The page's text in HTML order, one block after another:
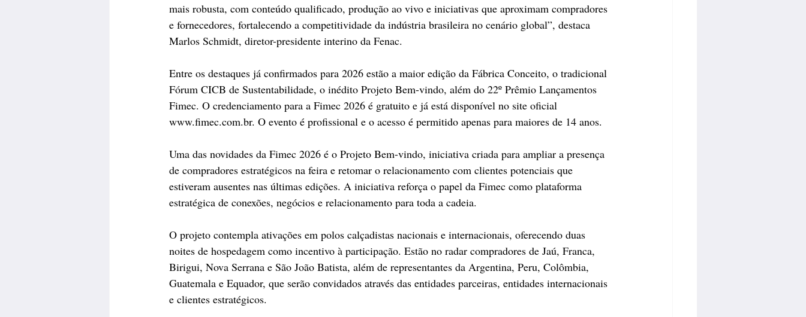
mais robusta, com conteúdo qualificado, produção ao vivo e iniciativas que aproximam compradores
e fornecedores, fortalecendo a competitividade da indústria brasileira no cenário global”, destaca
Marlos Schmidt, diretor-presidente interino da Fenac.
Entre os destaques já confirmados para 2026 estão a maior edição da Fábrica Conceito, o tradicional
Fórum CICB de Sustentabilidade, o inédito Projeto Bem-vindo, além do 22º Prêmio Lançamentos
Fimec. O credenciamento para a Fimec 2026 é gratuito e já está disponível no site oficial
www.fimec.com.br. O evento é profissional e o acesso é permitido apenas para maiores de 14 anos.
Uma das novidades da Fimec 2026 é o Projeto Bem-vindo, iniciativa criada para ampliar a presença
de compradores estratégicos na feira e retomar o relacionamento com clientes potenciais que
estiveram ausentes nas últimas edições. A iniciativa reforça o papel da Fimec como plataforma
estratégica de conexões, negócios e relacionamento para toda a cadeia.
O projeto contempla ativações em polos calçadistas nacionais e internacionais, oferecendo duas
noites de hospedagem como incentivo à participação. Estão no radar compradores de Jaú, Franca,
Birigui, Nova Serrana e São João Batista, além de representantes da Argentina, Peru, Colômbia,
Guatemala e Equador, que serão convidados através das entidades parceiras, entidades internacionais
e clientes estratégicos.